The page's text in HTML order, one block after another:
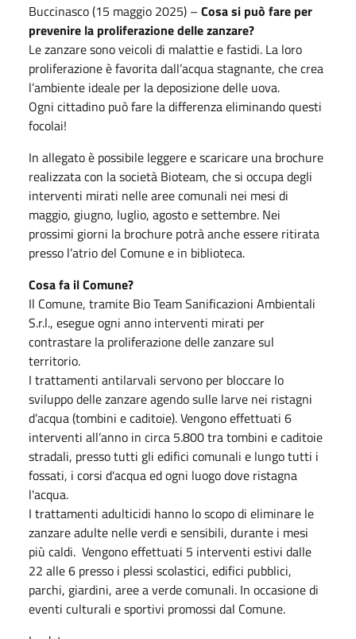
Buccinasco (15 maggio 2025) – Cosa si può fare per
prevenire la proliferazione delle zanzare?
Le zanzare sono veicoli di malattie e fastidi. La loro
proliferazione è favorita dall’acqua stagnante, che crea
l’ambiente ideale per la deposizione delle uova.
Ogni cittadino può fare la differenza eliminando questi
focolai!
In allegato è possibile leggere e scaricare una brochure
realizzata con la società Bioteam, che si occupa degli
interventi mirati nelle aree comunali nei mesi di
maggio, giugno, luglio, agosto e settembre. Nei
prossimi giorni la brochure potrà anche essere ritirata
presso l’atrio del Comune e in biblioteca.
Cosa fa il Comune?
Il Comune, tramite Bio Team Sanificazioni Ambientali
S.r.l., esegue ogni anno interventi mirati per
contrastare la proliferazione delle zanzare sul
territorio.
I trattamenti antilarvali servono per bloccare lo
sviluppo delle zanzare agendo sulle larve nei ristagni
d’acqua (tombini e caditoie). Vengono effettuati 6
interventi all’anno in circa 5.800 tra tombini e caditoie
stradali, presso tutti gli edifici comunali e lungo tutti i
fossati, i corsi d'acqua ed ogni luogo dove ristagna
l'acqua.
I trattamenti adulticidi hanno lo scopo di eliminare le
zanzare adulte nelle verdi e sensibili, durante i mesi
più caldi. Vengono effettuati 5 interventi estivi dalle
22 alle 6 presso i plessi scolastici, edifici pubblici,
parchi, giardini, aree a verde comunali. In occasione di
eventi culturali e sportivi promossi dal Comune.